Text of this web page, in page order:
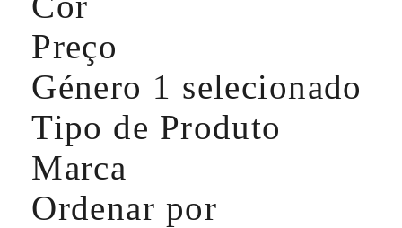
Preço
Género 1 selecionado
Tipo de Produto
Marca
Ordenar por